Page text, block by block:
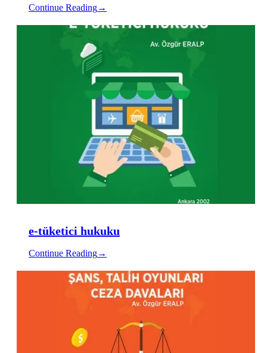
Continue Reading→
e-tüketici hukuku
Continue Reading→